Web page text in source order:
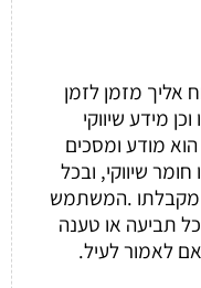
אליך מזמן לזמן
מידע שיווקי
מודע ומסכים
שיווקי, ובכל
מקבלתו .המשתמש
תביעה או טענה
לאמור לעיל.